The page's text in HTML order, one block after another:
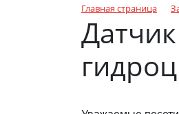
Главная страница